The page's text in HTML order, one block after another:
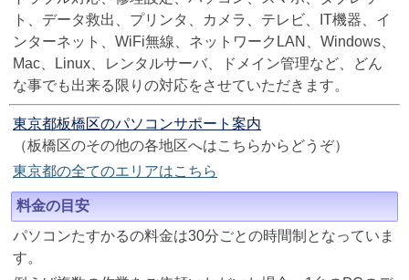
ト、データ救出、プリンタ、カメラ、テレビ、IT機器、イ
ンターネット、WiFi無線、ネットワークLAN、Windows、
Mac、Linux、レンタルサーバ、ドメイン管理など、どん
な事でも出来る限りの対応をさせていただきます。
東京都板橋区のパソコンサポート案内
（板橋区のその他の各地区へはこちらからどうぞ）
東京都の全てのエリアはこちら
料金の目安
パソコンたすかるの料金は30分ごとの時間制となっていま
す。